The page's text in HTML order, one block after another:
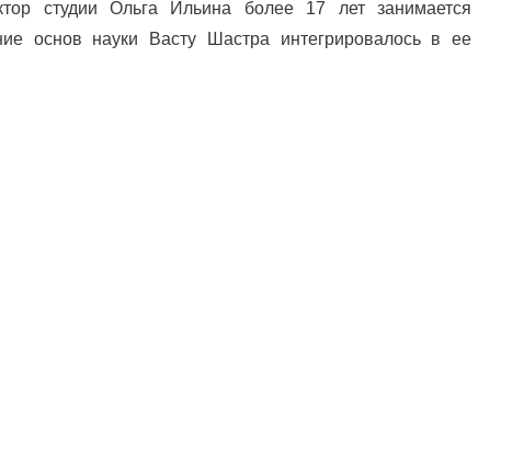
студии Ольга Ильина более 17 лет занимается
основ науки Васту Шастра интегрировалось в ее